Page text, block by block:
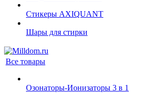
Cтикеры AXIQUANT
Шары для стирки
Все товары
Озонаторы-Ионизаторы 3 в 1